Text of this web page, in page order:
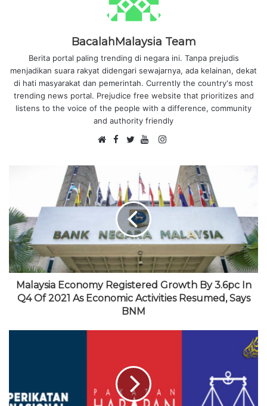
BacalahMalaysia Team
Berita portal paling trending di negara ini. Tanpa prejudis
menjadikan suara rakyat didengari sewajarnya, ada kelainan, dekat
di hati masyarakat dan pemerintah. Currently the country's most
trending news portal. Prejudice free website that prioritizes and
listens to the voice of the people with a difference, community
and authority friendly
s
i
e
F
e
b
o
o
k
t
e
r
T
u
b
e
I
a
g
a
m
Malaysia Economy Registered Growth By 3.6pc In
Q4 Of 2021 As Economic Activities Resumed, Says
BNM